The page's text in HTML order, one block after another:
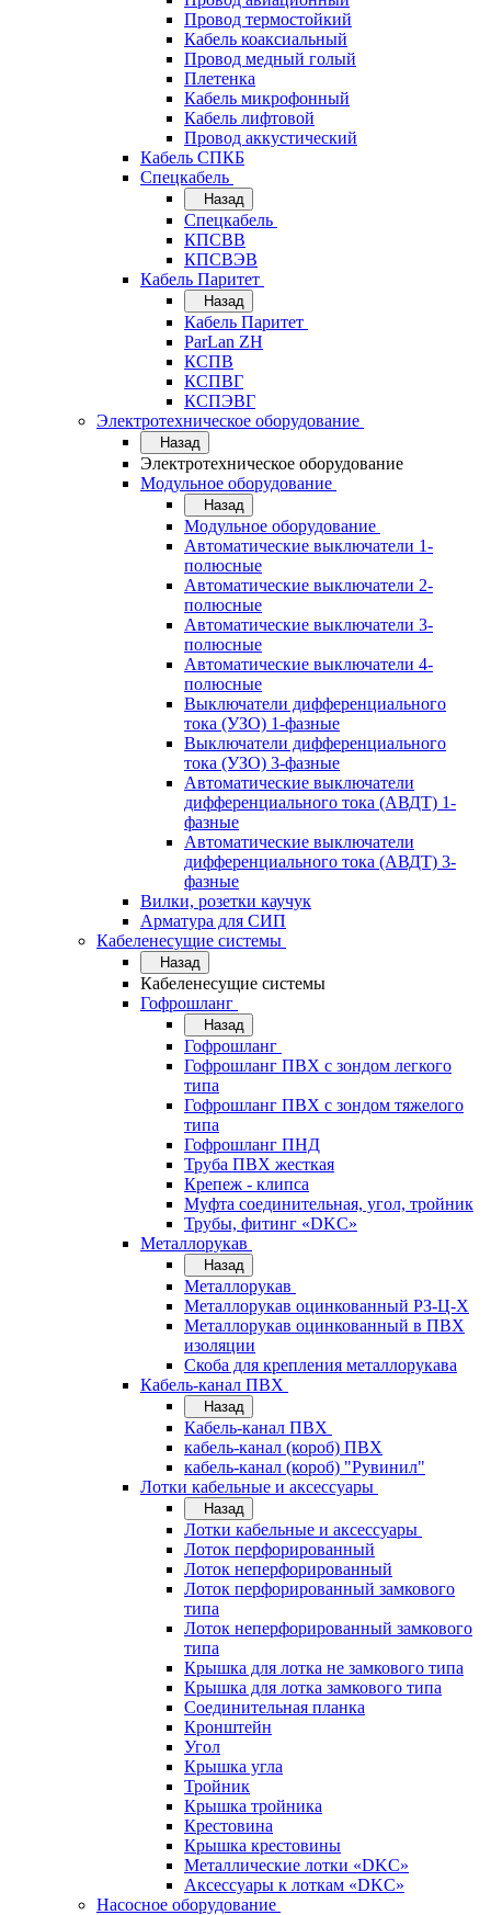
Провод термостойкий
Кабель коаксиальный
Провод медный голый
Плетенка
Кабель микрофонный
Кабель лифтовой
Провод аккустический
Кабель СПКБ
Спецкабель
Назад
Спецкабель
КПСВВ
КПСВЭВ
Кабель Паритет
Назад
Кабель Паритет
ParLan ZH
КСПВ
КСПВГ
КСПЭВГ
Электротехническое оборудование
Назад
Электротехническое оборудование
Модульное оборудование
Назад
Модульное оборудование
Автоматические выключатели 1-
полюсные
Автоматические выключатели 2-
полюсные
Автоматические выключатели 3-
полюсные
Автоматические выключатели 4-
полюсные
Выключатели дифференциального
тока (УЗО) 1-фазные
Выключатели дифференциального
тока (УЗО) 3-фазные
Автоматические выключатели
дифференциального тока (АВДТ) 1-
фазные
Автоматические выключатели
дифференциального тока (АВДТ) 3-
фазные
Вилки, розетки каучук
Арматура для СИП
Кабеленесущие системы
Назад
Кабеленесущие системы
Гофрошланг
Назад
Гофрошланг
Гофрошланг ПВХ с зондом легкого
типа
Гофрошланг ПВХ с зондом тяжелого
типа
Гофрошланг ПНД
Труба ПВХ жесткая
Крепеж - клипса
Муфта соединительная, угол, тройник
Трубы, фитинг «DKC»
Металлорукав
Назад
Металлорукав
Металлорукав оцинкованный РЗ-Ц-Х
Металлорукав оцинкованный в ПВХ
изоляции
Скоба для крепления металлорукава
Кабель-канал ПВХ
Назад
Кабель-канал ПВХ
кабель-канал (короб) ПВХ
кабель-канал (короб) "Рувинил"
Лотки кабельные и аксессуары
Назад
Лотки кабельные и аксессуары
Лоток перфорированный
Лоток неперфорированный
Лоток перфорированный замкового
типа
Лоток неперфорированный замкового
типа
Крышка для лотка не замкового типа
Крышка для лотка замкового типа
Соединительная планка
Кронштейн
Угол
Крышка угла
Тройник
Крышка тройника
Крестовина
Крышка крестовины
Металлические лотки «DKC»
Аксессуары к лоткам «DKC»
Насосное оборудование